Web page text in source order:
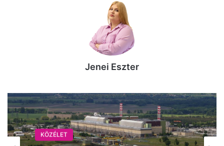
Jenei Eszter
KÖZÉLET